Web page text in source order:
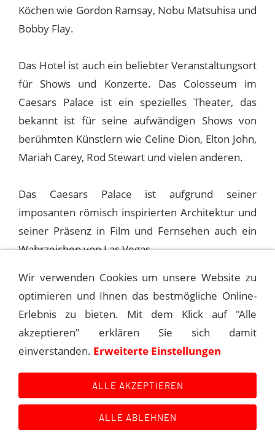
Köchen wie Gordon Ramsay, Nobu Matsuhisa und
Bobby Flay.
Das Hotel ist auch ein beliebter Veranstaltungsort
für Shows und Konzerte. Das Colosseum im
Caesars Palace ist ein spezielles Theater, das
bekannt ist für seine aufwändigen Shows von
berühmten Künstlern wie Celine Dion, Elton John,
Mariah Carey, Rod Stewart und vielen anderen.
Das Caesars Palace ist aufgrund seiner
imposanten römisch inspirierten Architektur und
seiner Präsenz in Film und Fernsehen auch ein
Wahrzeichen von Las Vegas.
1975-03-21 LAS VEGAS, CAESARS
1975-03-22 LAS VEGAS, CAESARS
PALACE (1ST)
Main Event History
Wir verwenden Cookies um unsere Website zu
optimieren und Ihnen das bestmögliche Online-
Erlebnis zu bieten. Mit dem Klick auf "Alle
akzeptieren" erklären Sie sich damit
einverstanden. Erweiterte Einstellungen
ALLE AKZEPTIEREN
ALLE ABLEHNEN